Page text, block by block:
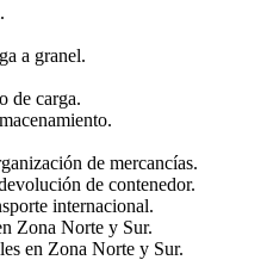
a granel.
de carga.
de mercancías.
de contenedor.
internacional.
Zona Norte y Sur.
en Zona Norte y Sur.